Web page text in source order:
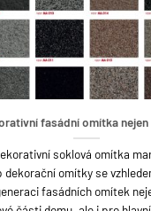
fasádní omítka
soklová omítka
omítky se
fasádních omítek